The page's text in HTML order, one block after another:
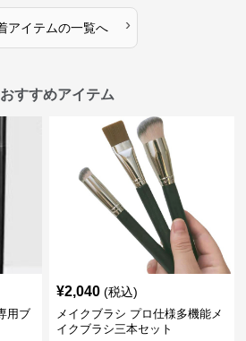
アイテムの一覧へ ›
すすめアイテム
用ブ
¥2,040 (税込)
メイクブラシ プロ仕様多機能メ
イクブラシ三本セット